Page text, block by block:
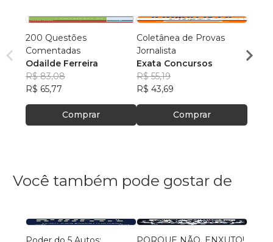
200 Questões
Comentadas
Odailde Ferreira
R$ 83,08
R$ 65,77
Comprar
Coletânea de Provas
Jornalista
Exata Concursos
R$ 55,19
R$ 43,69
Comprar
R$
Você também pode gostar de